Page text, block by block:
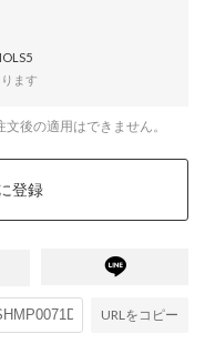
ます
後の適用はできません。
登録
URLをコピー